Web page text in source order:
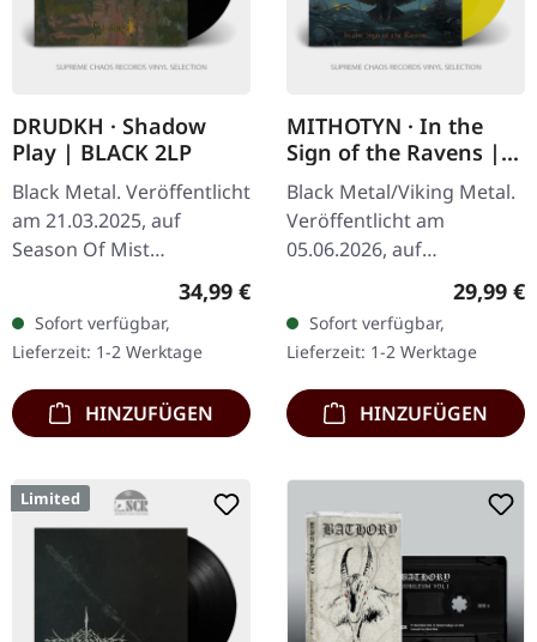
DRUDKH · Shadow
Play | BLACK 2LP
Black Metal. Veröffentlicht
am 21.03.2025, auf
Season Of Mist
Underground Activists.
Schwarzes Doppelvinyl
mit Gravur auf der D-Seite
im…
Regulärer Preis:
34,99 €
Sofort verfügbar,
Lieferzeit: 1-2 Werktage
HINZUFÜGEN
MITHOTYN · In the
Sign of the Ravens |
YELLOW 2LP
Black Metal/Viking Metal.
Veröffentlicht am
05.06.2026, auf
Hammerheart Records.
Transparent gelbes
Doppel-Vinyl im Gatefold-
Cover. Etching auf der…
29,99 €
Sofort verfügbar,
Lieferzeit: 1-2 Werktage
HINZUFÜGEN
Limited